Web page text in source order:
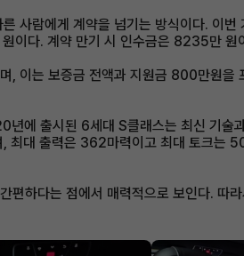
사람에게 계약을 넘기는 방식이다. 이
이다. 계약 만기 시 인수금은 8235만 원
이는 보증금 전액과 지원금 800만원을
에 출시된 6세대 S클래스는 최신 기술
대 출력은 362마력이고 최대 토크는
편하다는 점에서 매력적으로 보인다. 따